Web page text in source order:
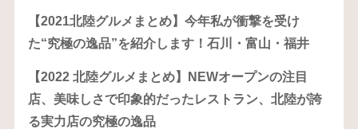
【2021北陸グルメまとめ】今年私が衝撃を受け
た“究極の逸品”を紹介します！石川・富山・福井
【2022 北陸グルメまとめ】NEWオープンの注目
店、美味しさで印象的だったレストラン、北陸が誇
る実力店の究極の逸品